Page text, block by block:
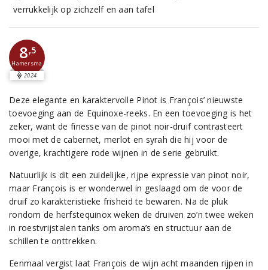
verrukkelijk op zichzelf en aan tafel
8,5
Hamersma
2024
Deze elegante en karaktervolle Pinot is François’ nieuwste
toevoeging aan de Equinoxe-reeks. En een toevoeging is het
zeker, want de finesse van de pinot noir-druif contrasteert
mooi met de cabernet, merlot en syrah die hij voor de
overige, krachtigere rode wijnen in de serie gebruikt.
Natuurlijk is dit een zuidelijke, rijpe expressie van pinot noir,
maar François is er wonderwel in geslaagd om de voor de
druif zo karakteristieke frisheid te bewaren. Na de pluk
rondom de herfstequinox weken de druiven zo’n twee weken
in roestvrijstalen tanks om aroma’s en structuur aan de
schillen te onttrekken.
Eenmaal vergist laat François de wijn acht maanden rijpen in